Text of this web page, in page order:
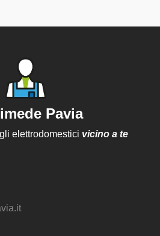
Pavia
elettrodomestici vicino a te